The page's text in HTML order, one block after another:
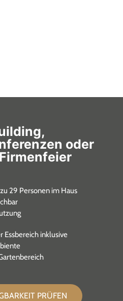
oder
29 Personen im Haus
Essbereich inklusive
PRÜFEN